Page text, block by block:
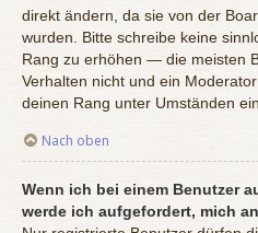
direkt ändern, da sie von der
wurden. Bitte schreibe keine
Rang zu erhöhen — die meisten
Verhalten nicht und ein
deinen Rang unter Umständen
Nach oben
Wenn ich bei einem Benutzer
werde ich aufgefordert, mich